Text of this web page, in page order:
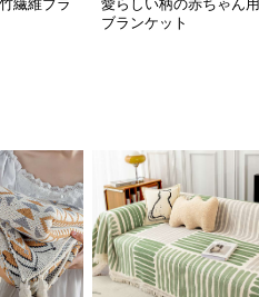
繊維ブラ
愛らしい柄の赤ちゃん用
ブランケット